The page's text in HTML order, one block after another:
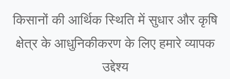
किसानों की आर्थिक स्थिति में सुधार और कृषि
क्षेत्र के आधुनिकीकरण के लिए हमारे व्यापक
उद्देश्य